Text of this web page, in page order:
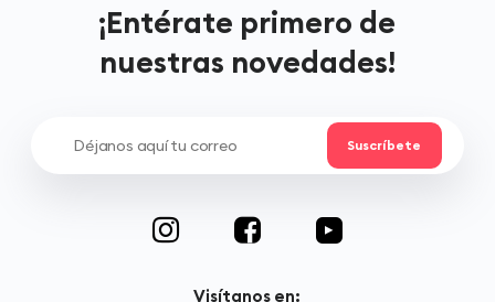
¡Entérate primero de
nuestras novedades!
Visítanos en: